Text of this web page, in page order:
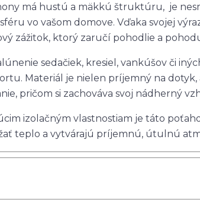
má hustú a mäkkú štruktúru, je
vo vašom domove. Vďaka svojej
zážitok, ktorý zaručí pohodlie a
sedačiek, kresiel, vankúšov či
Materiál je nielen príjemný na dotyk,
pričom si zachováva svoj nádherný
izolačným vlastnostiam je táto
teplo a vytvárajú príjemnú, útulnú